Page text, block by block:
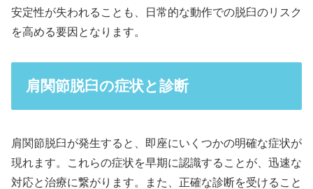
安定性が失われることも、日常的な動作での脱臼のリスク
を高める要因となります。
肩関節脱臼の症状と診断
肩関節脱臼が発生すると、即座にいくつかの明確な症状が
現れます。これらの症状を早期に認識することが、迅速な
対応と治療に繋がります。また、正確な診断を受けること